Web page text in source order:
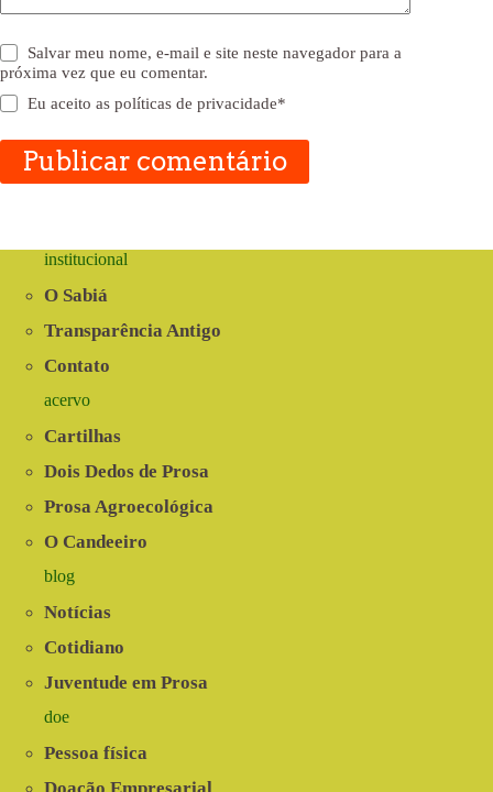
Salvar meu nome, e-mail e site neste navegador para a
próxima vez que eu comentar.
Eu aceito aspolíticas de privacidade*
Publicar comentário
institucional
O Sabiá
Transparência Antigo
Contato
acervo
Cartilhas
Dois Dedos de Prosa
Prosa Agroecológica
O Candeeiro
blog
Notícias
Cotidiano
Juventude em Prosa
doe
Pessoa física